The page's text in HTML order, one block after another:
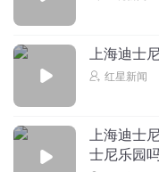
上海迪士
红星新闻
上海迪士
士尼乐园